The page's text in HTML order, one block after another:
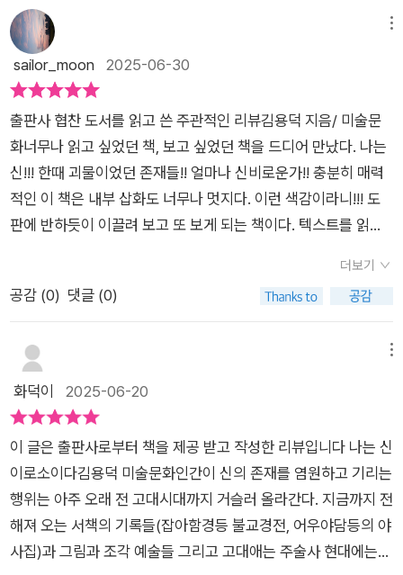
서 기이한 형상으로 살았던 ‘낯선 존재’들 스스로가 자기 목소리
를 되찾은 이야기다.​김용덕 선생은 오래도록 미술사를 연구한 분
이지만, 이 책에서는 단지 박물관 해설처럼 정보만 전하진 않는
차는 이빨을 드러내는가? 왜 아수라는 전쟁에서 도리어 자비의
상징이 되었는가? 왜 가루다는 날아오르다가 부처의 어깨에 앉
았는가?​나는 한 장 한 장 넘기며, 마치 오래된 친구의 옛 얼굴을
다시 보는 듯한 감정에 젖었다.한때 사악하다 불린 야차는, 사실
그 뿌리에서는 풍요의 신이었고,우리가 흔히 ‘지옥의 재판관’쯤으
로 오해하는 염라대왕 역시, 억울한 혼을 위로하던 저승의 중재자
였다.이 책이 흥미로운 이유는 단지 미술 작품을 보여주고 설명해
들어지는가에 늘 집착해왔다.​그림 속 얼굴, 몸짓, 장식 하나에도
시대의 신념, 인간의 공포, 권력의 구조, 혹은 구원을 향한 염원이
담겨 있다.이 책은 바로 그런 ‘형상의 진화’와 ‘이름의 재해석’을
통해, 과거의 괴물들이 어떻게 신이 되어갔는지를 보여주는 기록
이다.​내가 특히 깊이 매료된 것은 ‘수성노인’과 ‘복희·여와’에 대
한 장이다.어릴 적 민화 속의 흰 수염 노인을 그저 ‘장수의 상
징’쯤으로 알고 있었던 내가,그가 사실 북극성을 형상화한 우주의
중심이자 **‘운명을 조율하는 별의 신’**이라는 이야기를 접했
을 때,내 그림 안에 그를 다시 불러내고 싶다는 충동이 강하게 일
sailor_moon 2025-06-30
출판사 협찬 도서를 읽고 쓴 주관적인 리뷰김용덕 지음/ 미술문
화너무나 읽고 싶었던 책, 보고 싶었던 책을 드디어 만났다. 나는
신!!! 한때 괴물이었던 존재들!! 얼마나 신비로운가!! 충분히 매력
적인 이 책은 내부 삽화도 너무나 멋지다. 이런 색감이라니!!! 도
판에 반하듯이 이끌려 보고 또 보게 되는 책이다. 텍스트를 읽지
로도 가치로운 책이다!익숙한 듯 낯선 신적 존재들이 어떻게 시대
를 지나며 신화에서 회화로, 미신에서 문화로 변모해왔는지를 풀
히 전설 속 신들을 나열하지 않습니다. 대신 신의 얼굴을 통해 인
간의 마음을 읽고, 그 변화 과정을 따라가며 우리가 잊고 있던 상
상력의 계보를 되살려낸다.책은 총 아홉 개의 챕터로 소개된다.
난 ‘야차’이야기다^^ 공포의 존재였던 야차가 어떻게 불교 속 수
호신으로 재해석되는지를 읽다 보면, 신에 대한 해석이 자연스럽
게 이어진다. 신화는 단순히 오래된 이야기가 아니라 시대의 두려
움과 바람이 투영된 문화적 기록이라는 것!! 야차, 아수라, 가루
다, 시왕, 종규, 그리고 마지막 챕터에는 비로소 동서양 인어에 이
더보기
공감 (0) 댓글 (0)
화덕이 2025-06-20
이 글은 출판사로부터 책을 제공 받고 작성한 리뷰입니다 나는 신
이로소이다김용덕 미술문화인간이 신의 존재를 염원하고 기리는
행위는 아주 오래 전 고대시대까지 거슬러 올라간다. 지금까지 전
해져 오는 서책의 기록들(잡아함경등 불교경전, 어우야담등의 야
사집)과 그림과 조각 예술들 그리고 고대애는 주술사 현대에는